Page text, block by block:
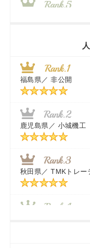
近江商事合
千葉県／ 株式会社テ
福岡県／株式会社カ
東京都／
秋田県／ TMKトレー
福島県／ 非公開
鹿児島県／ 小城機工
秋田県／ TMKトレー